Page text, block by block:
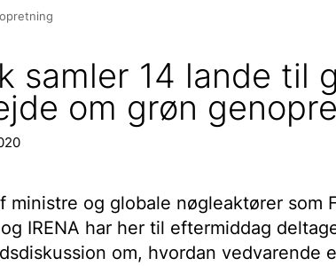
samler 14 lande til
om grøn
ministre og globale nøgleaktører som
IRENA har her til eftermiddag
om, hvordan vedvarende